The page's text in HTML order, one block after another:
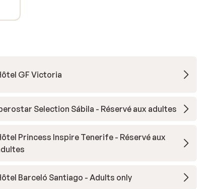
GF Victoria
Selection Sábila - Réservé aux adultes
Princess Inspire Tenerife - Réservé aux
Barceló Santiago - Adults only